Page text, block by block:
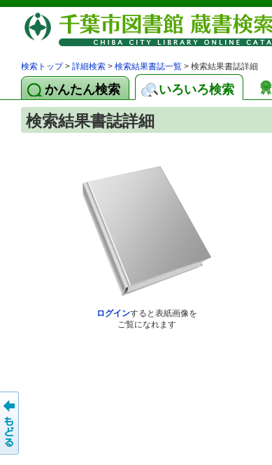
検索トップ> 詳細検索 > 検索結果書誌一覧 > 検索結果書誌詳細
かんたん検索 いろいろ検索
検索結果書誌詳細
ログインすると表紙画像を
ご覧になれます